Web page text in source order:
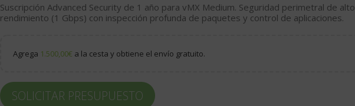
Suscripción Advanced Security de 1 año para vMX Medium. Seguridad perimetral de alto
rendimiento (1 Gbps) con inspección profunda de paquetes y control de aplicaciones.
Agrega 1.500,00€ a la cesta y obtiene el envío gratuito.
SOLICITAR PRESUPUESTO